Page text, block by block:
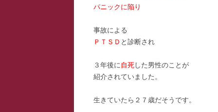
パニックに陥り
事故による
ＰＴＳＤ と診断され
３年後に自死した男性のことが
紹介されていました。
生きていたら２７歳だそうです。